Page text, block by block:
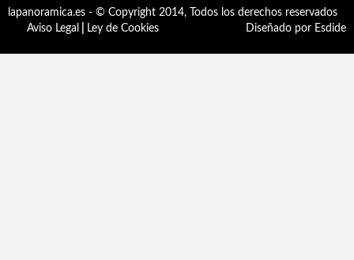
lapanoramica.es - © Copyright 2014, Todos los derechos reservados
Aviso Legal
Ley de Cookies Diseñado por Esdide